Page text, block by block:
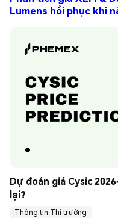
Lumens hồi phục khi
Dự đoán giá Cysic
lại?
Thông tin Thị trường